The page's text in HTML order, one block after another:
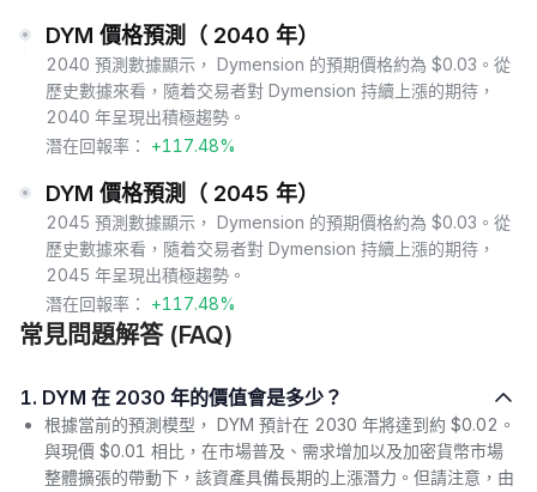
DYM 價格預測（ 2040 年）
2040 預測數據顯示， Dymension 的預期價格約為 $0.03。從
歷史數據來看，隨着交易者對 Dymension 持續上漲的期待，
2040 年呈現出積極趨勢。
潛在回報率：
+117.48%
DYM 價格預測（ 2045 年）
2045 預測數據顯示， Dymension 的預期價格約為 $0.03。從
歷史數據來看，隨着交易者對 Dymension 持續上漲的期待，
2045 年呈現出積極趨勢。
潛在回報率：
+117.48%
常見問題解答 (FAQ)
1. DYM 在 2030 年的價值會是多少？
根據當前的預測模型， DYM 預計在 2030 年將達到約 $0.02。
與現價 $0.01 相比，在市場普及、需求增加以及加密貨幣市場
整體擴張的帶動下，該資產具備長期的上漲潛力。但請注意，由